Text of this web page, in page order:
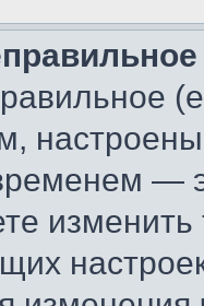
настроены
—
изменить